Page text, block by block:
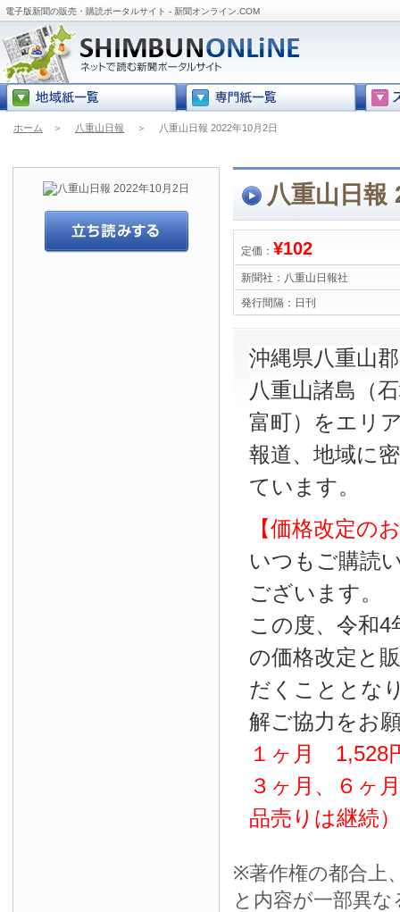
電子版新聞の販売・購読ポータルサイト - 新聞オンライン.COM
ホーム ＞ 八重山日報 ＞ 八重山日報 2022年10月2日
八重山日報
定価： ¥102
新聞社： 八重山日報社
発行間隔： 日刊
沖縄県八重山
八重山諸島（
富町）をエリ
報道、地域に
ています。
【価格改定の
いつもご購読
ございます。
この度、令和4
の価格改定と
だくこととな
解ご協力をお
１ヶ月 1,528
３ヶ月、６ヶ
品売りは継続）
※著作権の都合上
と内容が一部異な